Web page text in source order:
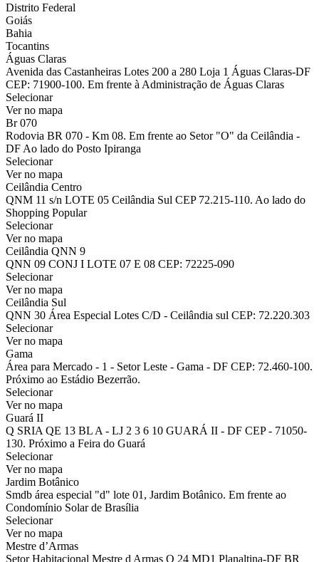
Distrito Federal
Goiás
Bahia
Tocantins
Águas Claras
Avenida das Castanheiras Lotes 200 a 280 Loja 1 Águas Claras-DF
CEP: 71900-100. Em frente à Administração de Águas Claras
Selecionar
Ver no mapa
Br 070
Rodovia BR 070 - Km 08. Em frente ao Setor "O" da Ceilândia -
DF Ao lado do Posto Ipiranga
Selecionar
Ver no mapa
Ceilândia Centro
QNM 11 s/n LOTE 05 Ceilândia Sul CEP 72.215-110. Ao lado do
Shopping Popular
Selecionar
Ver no mapa
Ceilândia QNN 9
QNN 09 CONJ I LOTE 07 E 08 CEP: 72225-090
Selecionar
Ver no mapa
Ceilândia Sul
QNN 30 Área Especial Lotes C/D - Ceilândia sul CEP: 72.220.303
Selecionar
Ver no mapa
Gama
Área para Mercado - 1 - Setor Leste - Gama - DF CEP: 72.460-100.
Próximo ao Estádio Bezerrão.
Selecionar
Ver no mapa
Guará II
Q SRIA QE 13 BL A - LJ 2 3 6 10 GUARÁ II - DF CEP - 71050-
130. Próximo a Feira do Guará
Selecionar
Ver no mapa
Jardim Botânico
Smdb área especial "d" lote 01, Jardim Botânico. Em frente ao
Condomínio Solar de Brasília
Selecionar
Ver no mapa
Mestre d’Armas
Setor Habitacional Mestre d Armas Q 24 MD1 Planaltina-DF BR